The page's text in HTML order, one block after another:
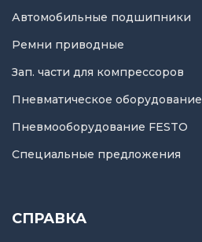
Автомобильные подшипники
Ремни приводные
Зап. части для компрессоров
Пневматическое оборудование
Пневмооборудование FESTO
Специальные предложения
СПРАВКА